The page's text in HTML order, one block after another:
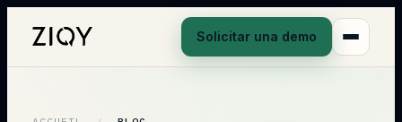
Solicitar una demo